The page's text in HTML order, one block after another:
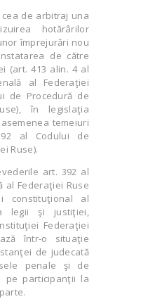
de arbitraj una
hotărârilor
împrejurări nou
de către
(art. 413 alin. 4 al
al Federaţiei
de Procedură de
în legislaţia
temeiuri
al Codului de
Ruse).
art. 392 al
al Federaţiei Ruse
constituţional al
legii şi justiţiei,
Federaţiei
într-o situaţie
de judecată
penale şi de
participanţii la